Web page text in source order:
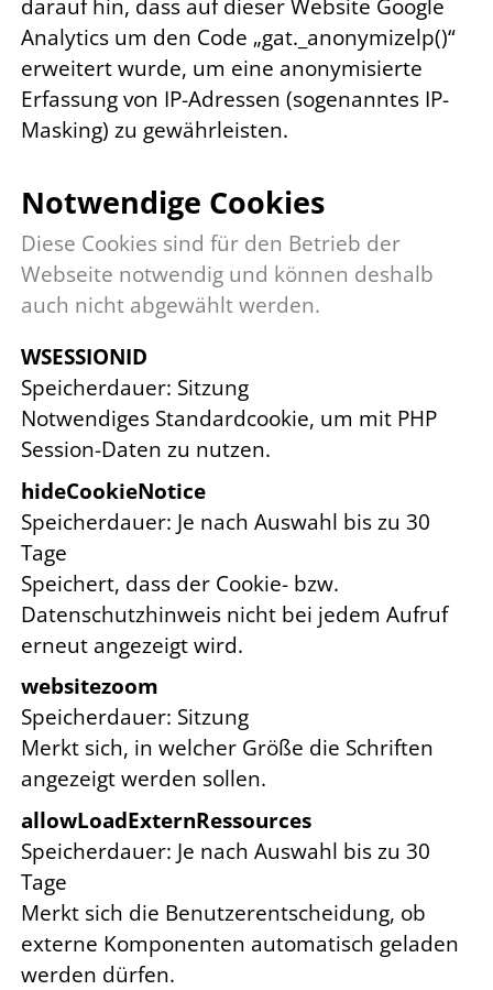
darauf hin, dass auf dieser Website Google
Analytics um den Code „gat._anonymizelp()“
erweitert wurde, um eine anonymisierte
Erfassung von IP-Adressen (sogenanntes IP-
Masking) zu gewährleisten.
Notwendige Cookies
Diese Cookies sind für den Betrieb der
Webseite notwendig und können deshalb
auch nicht abgewählt werden.
WSESSIONID
Speicherdauer Sitzung
Notwendiges Standardcookie, um mit PHP
Session-Daten zu nutzen.
hideCookieNotice
Speicherdauer Je nach Auswahl bis zu 30
Tage
Speichert, dass der Cookie- bzw.
Datenschutzhinweis nicht bei jedem Aufruf
erneut angezeigt wird.
websitezoom
Speicherdauer Sitzung
Merkt sich, in welcher Größe die Schriften
angezeigt werden sollen.
allowLoadExternRessources
Speicherdauer Je nach Auswahl bis zu 30
Tage
Merkt sich die Benutzerentscheidung, ob
externe Komponenten automatisch geladen
werden dürfen.